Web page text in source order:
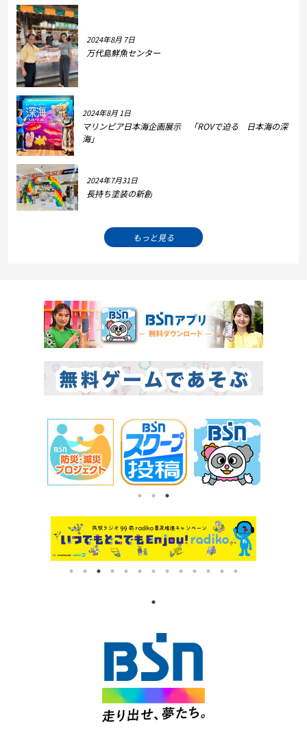
2024年8月 7日
万代島鮮魚センター
2024年8月 1日
マリンピア日本海企画展示 「ROVで迫る 日本海の深
海」
2024年7月31日
長持ち塗装の新創
もっと見る